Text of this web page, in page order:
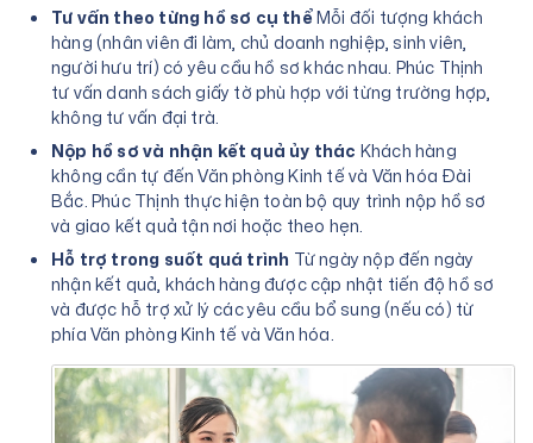
Tư vấn theo từng hồ sơ cụ thểMỗi đối tượng khách
hàng (nhân viên đi làm, chủ doanh nghiệp, sinh viên,
người hưu trí) có yêu cầu hồ sơ khác nhau. Phúc Thịnh
tư vấn danh sách giấy tờ phù hợp với từng trường hợp,
không tư vấn đại trà.
Nộp hồ sơ và nhận kết quả ủy thác Khách hàng
không cần tự đến Văn phòng Kinh tế và Văn hóa Đài
Bắc. Phúc Thịnh thực hiện toàn bộ quy trình nộp hồ sơ
và giao kết quả tận nơi hoặc theo hẹn.
Hỗ trợ trong suốt quá trình Từ ngày nộp đến ngày
nhận kết quả, khách hàng được cập nhật tiến độ hồ sơ
và được hỗ trợ xử lý các yêu cầu bổ sung (nếu có) từ
phía Văn phòng Kinh tế và Văn hóa.